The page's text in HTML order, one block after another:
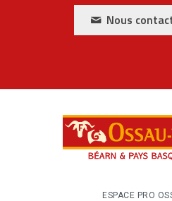
Nous
ESPACE PRO